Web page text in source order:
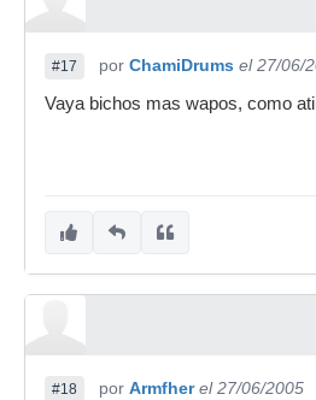
#17 por ChamiDrums el 27/06/
Vaya bichos mas wapos, como
#18 por Armfher el 27/06/2005